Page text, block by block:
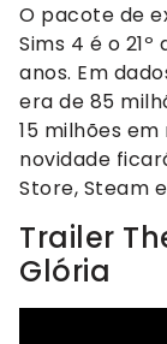
O pacote de
Sims 4 é o
anos. Em
era de 85
15 milhões
novidade
Store, Steam
Trailer
Glória